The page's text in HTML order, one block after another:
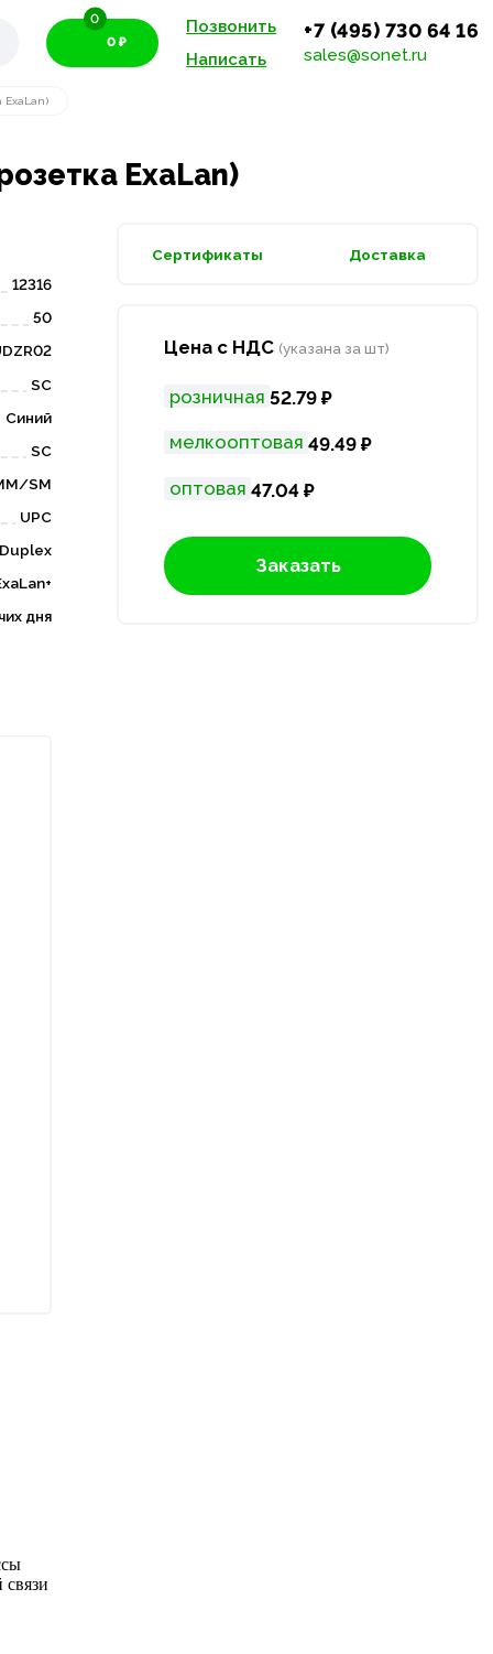
0 ₽
0
Позвонить
Написать
+7 (495) 730 64 16
sales@sonet.ru
ExaLan)
ExaLan)
12316
50
SC
Синий
SC
SM
UPC
Duplex
дня
Сертификаты Доставка
Цена с НДС (указана за шт)
розничная 52.79 ₽
мелкооптовая 49.49 ₽
оптовая 47.04 ₽
Заказать